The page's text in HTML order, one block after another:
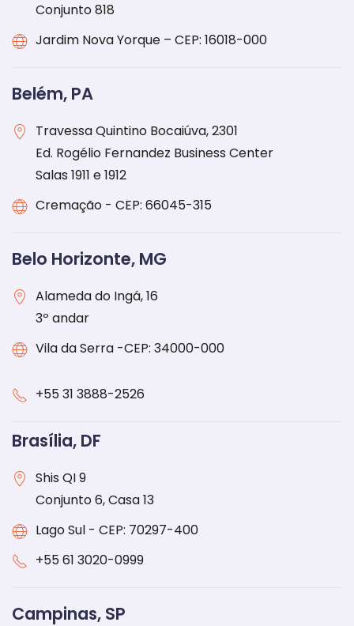
Conjunto 818
Jardim Nova Yorque – CEP: 16018-000
Belém, PA
Travessa Quintino Bocaiúva, 2301
Ed. Rogélio Fernandez Business Center
Salas 1911 e 1912
Cremação - CEP: 66045-315
Belo Horizonte, MG
Alameda do Ingá, 16
3º andar
Vila da Serra -CEP: 34000-000
+55 31 3888-2526
Brasília, DF
Shis QI 9
Conjunto 6, Casa 13
Lago Sul - CEP: 70297-400
+5561 3020-0999
Campinas, SP